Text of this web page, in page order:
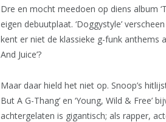
Dre en mocht meedoen op diens album
eigen debuutplaat. ‘Doggystyle’
kent er niet de klassieke g-funk anthems als
And Juice’?
Maar daar hield het niet op. Snoop’s hitlijst
But A G-Thang’ en ‘Young, Wild &
achtergelaten is gigantisch; als rapper,